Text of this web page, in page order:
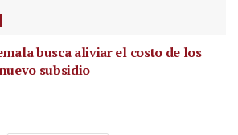
busca aliviar el costo de los
subsidio